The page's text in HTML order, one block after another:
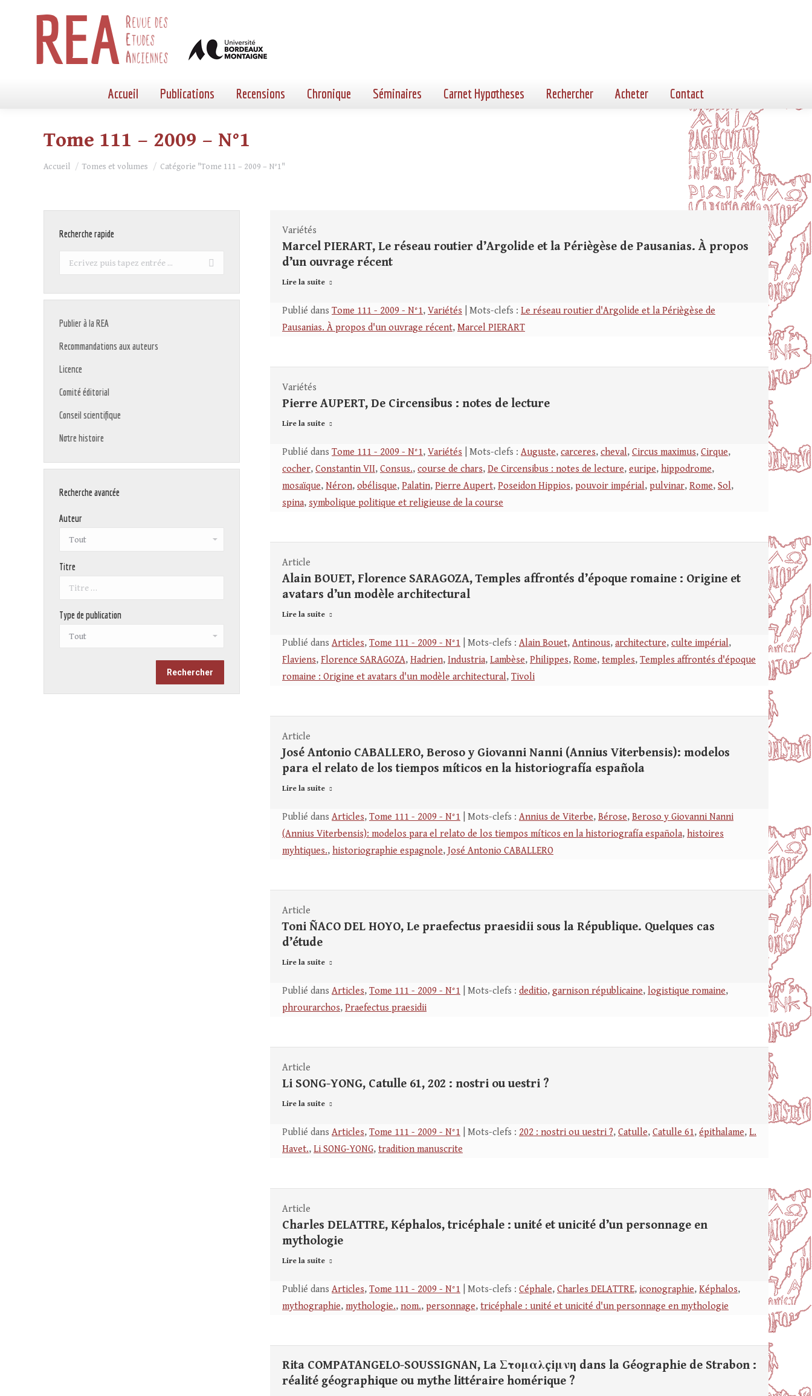
Accueil Publications Recensions Chronique Séminaires Carnet Hypotheses Rechercher Acheter Contact
Tome 111 – 2009 – N°1
Vous êtes ici :
Accueil Tomes et volumes Catégorie "Tome 111 – 2009 – N°1"
Variétés
Marcel PIERART, Le réseau routier d’Argolide et la Périègèse de Pausanias. À propos
d’un ouvrage récent
Lire la suite
Publié dans Tome 111 - 2009 - N°1, Variétés | Mots-clefs : Le réseau routier d'Argolide et la Périègèse de
Pausanias. À propos d'un ouvrage récent, Marcel PIERART
Variétés
Pierre AUPERT, De Circensibus : notes de lecture
Lire la suite
Publié dans Tome 111 - 2009 - N°1, Variétés | Mots-clefs : Auguste, carceres, cheval, Circus maximus, Cirque,
cocher, Constantin VII, Consus., course de chars, De Circensibus : notes de lecture, euripe, hippodrome,
mosaïque, Néron, obélisque, Palatin, Pierre Aupert, Poseidon Hippios, pouvoir impérial, pulvinar, Rome, Sol,
spina, symbolique politique et religieuse de la course
Article
Alain BOUET, Florence SARAGOZA, Temples affrontés d’époque romaine : Origine et
avatars d’un modèle architectural
Lire la suite
Publié dans Articles, Tome 111 - 2009 - N°1 | Mots-clefs : Alain Bouet, Antinous, architecture, culte impérial,
Flaviens, Florence SARAGOZA, Hadrien, Industria, Lambèse, Philippes, Rome, temples, Temples affrontés d'époque
romaine : Origine et avatars d'un modèle architectural, Tivoli
Article
José Antonio CABALLERO, Beroso y Giovanni Nanni (Annius Viterbensis): modelos
para el relato de los tiempos míticos en la historiografía española
Lire la suite
Publié dans Articles, Tome 111 - 2009 - N°1 | Mots-clefs : Annius de Viterbe, Bérose, Beroso y Giovanni Nanni
(Annius Viterbensis): modelos para el relato de los tiempos míticos en la historiografía española, histoires
myhtiques., historiographie espagnole, José Antonio CABALLERO
Article
Toni ÑACO DEL HOYO, Le praefectus praesidii sous la République. Quelques cas
d’étude
Lire la suite
Publié dans Articles, Tome 111 - 2009 - N°1 | Mots-clefs : deditio, garnison républicaine, logistique romaine,
phrourarchos, Praefectus praesidii
Article
Li SONG-YONG, Catulle 61, 202 : nostri ou uestri ?
Lire la suite
Publié dans Articles, Tome 111 - 2009 - N°1 | Mots-clefs : 202 : nostri ou uestri ?, Catulle, Catulle 61, épithalame, L.
Havet., Li SONG-YONG, tradition manuscrite
Article
Charles DELATTRE, Képhalos, tricéphale : unité et unicité d’un personnage en
mythologie
Lire la suite
Publié dans Articles, Tome 111 - 2009 - N°1 | Mots-clefs : Céphale, Charles DELATTRE, iconographie, Képhalos,
mythographie, mythologie., nom., personnage, tricéphale : unité et unicité d'un personnage en mythologie
Rita COMPATANGELO-SOUSSIGNAN, La Στομαλçiμνη dans la Géographie de Strabon :
réalité géographique ou mythe littéraire homérique ?
Recherche rapide
Recherche
Publier à la REA
Recommandations aux auteurs
Licence
Comité éditorial
Conseil scientifique
Notre histoire
Recherche avancée
Auteur
Titre
Type de publication